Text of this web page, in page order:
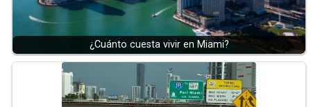
¿Cuánto cuesta vivir en Miami?